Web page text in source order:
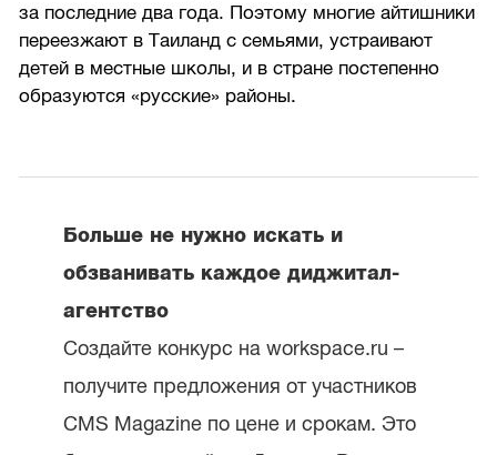
за последние два года. Поэтому многие айтишники
переезжают в Таиланд с семьями, устраивают
детей в местные школы, и в стране постепенно
образуются «русские» районы.
Больше не нужно искать и
обзванивать каждое диджитал-
агентство
Создайте конкурс на workspace.ru –
получите предложения от участников
CMS Magazine по цене и срокам. Это